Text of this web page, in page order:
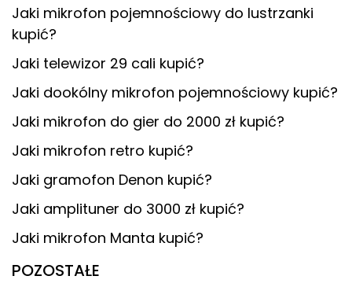
Jaki mikrofon pojemnościowy do lustrzanki
kupić?
Jaki telewizor 29 cali kupić?
Jaki dookólny mikrofon pojemnościowy kupić?
Jaki mikrofon do gier do 2000 zł kupić?
Jaki mikrofon retro kupić?
Jaki gramofon Denon kupić?
Jaki amplituner do 3000 zł kupić?
Jaki mikrofon Manta kupić?
POZOSTAŁE